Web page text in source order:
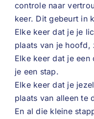
controle naar
keer. Dit gebeurt in
Elke keer dat je je
plaats van je hoofd,
Elke keer dat je
je een stap.
Elke keer dat je
plaats van alleen te
En al die kleine